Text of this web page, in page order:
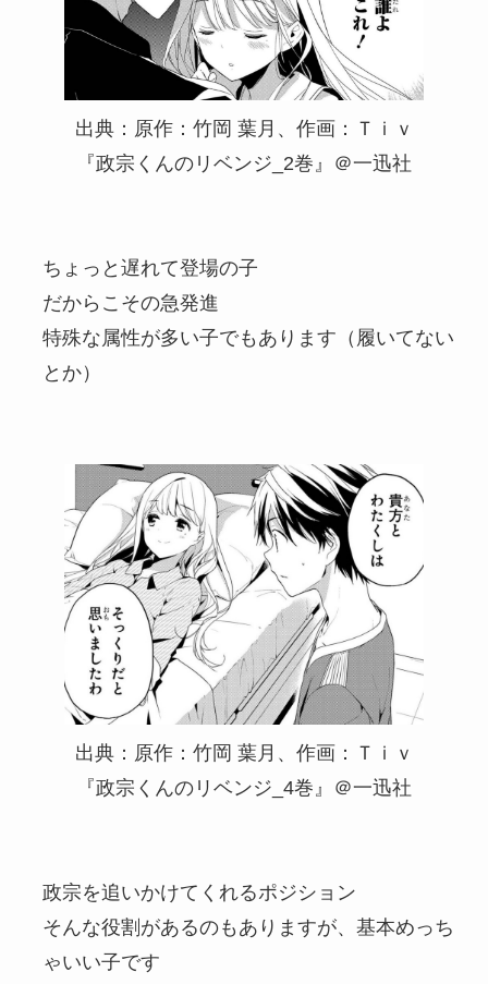
出典：原作：竹岡 葉月、作画：Ｔｉｖ
『政宗くんのリベンジ_2巻』＠一迅社
ちょっと遅れて登場の子
だからこその急発進
特殊な属性が多い子でもあります（履いてない
とか）
出典：原作：竹岡 葉月、作画：Ｔｉｖ
『政宗くんのリベンジ_4巻』＠一迅社
政宗を追いかけてくれるポジション
そんな役割があるのもありますが、基本めっち
ゃいい子です